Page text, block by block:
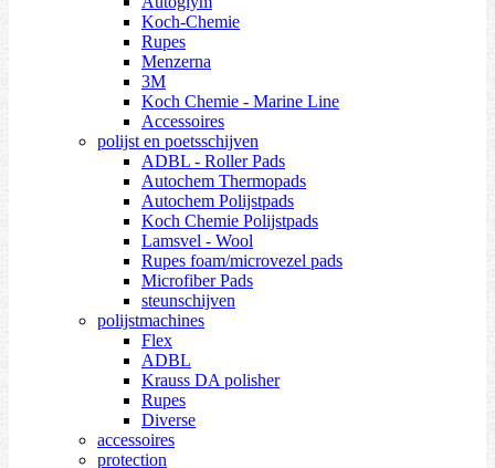
Koch-Chemie
Rupes
Menzerna
3M
Koch Chemie - Marine Line
Accessoires
polijst en poetsschijven
ADBL - Roller Pads
Autochem Thermopads
Autochem Polijstpads
Koch Chemie Polijstpads
Lamsvel - Wool
Rupes foam/microvezel pads
Microfiber Pads
steunschijven
polijstmachines
Flex
ADBL
Krauss DA polisher
Rupes
Diverse
accessoires
protection